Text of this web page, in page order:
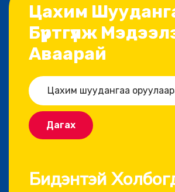
Цахим
Бүртгүүлж
Аваарай
Дагах
Бидэнтэй